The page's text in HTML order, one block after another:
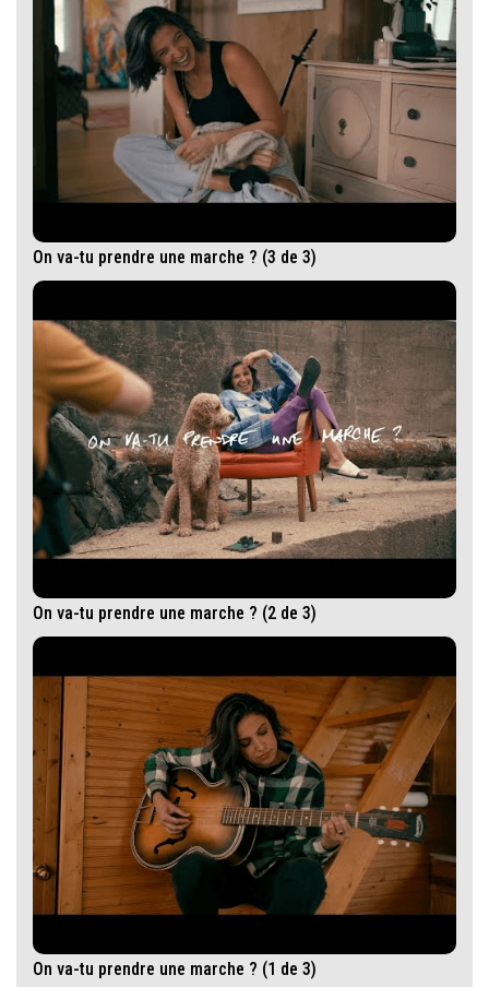
On va-tu prendre une marche ? (3 de 3)
On va-tu prendre une marche ? (2 de 3)
On va-tu prendre une marche ? (1 de 3)